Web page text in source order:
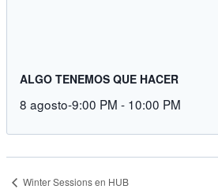
ALGO TENEMOS QUE HACER
8 agosto-9:00 PM - 10:00 PM
Winter Sessions en HUB